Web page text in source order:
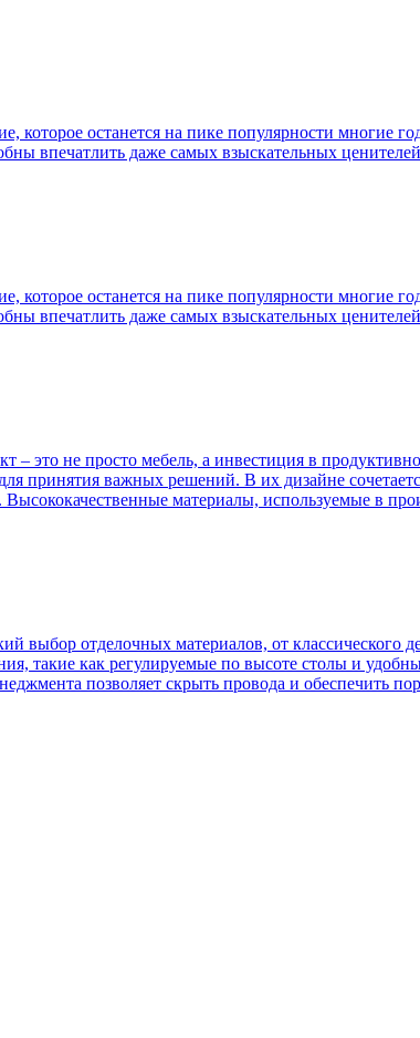
которое останется на пике популярности многие
впечатлить даже самых взыскательных
которое останется на пике популярности многие
впечатлить даже самых взыскательных
– это не просто мебель, а инвестиция в
принятия важных решений. В их дизайне
Высококачественные материалы, используемые в
выбор отделочных материалов, от классического
такие как регулируемые по высоте столы и
позволяет скрыть провода и обеспечить